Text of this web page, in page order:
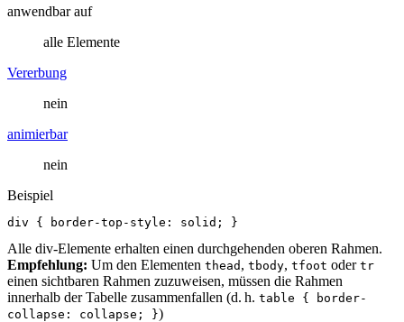
anwendbar auf
alle Elemente
Vererbung
nein
animierbar
nein
Beispiel
div { border-top-style : solid ; }
Alle div-Elemente erhalten einen durchgehenden oberen Rahmen.
Empfehlung: Um den Elementen thead , tbody, tfoot oder tr
einen sichtbaren Rahmen zuzuweisen, müssen die Rahmen
innerhalb der Tabelle zusammenfallen (d. h. table { border-
collapse: collapse; })